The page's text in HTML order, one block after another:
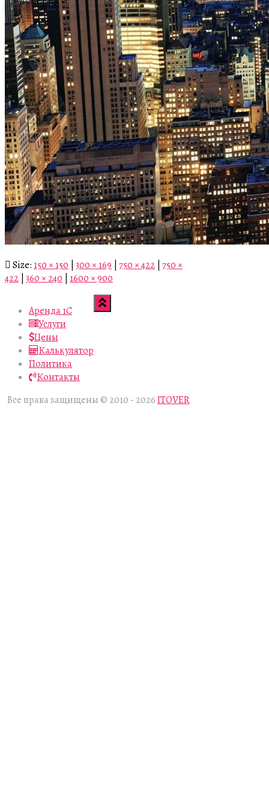
Size: 150 × 150 300 × 169 750 × 422 750 ×
422 360 × 240 1600 × 900
Аренда 1С
Услуги
Цены
Калькулятор
Политика
Контакты
Все права защищены © 2010 - 2026ITOVER